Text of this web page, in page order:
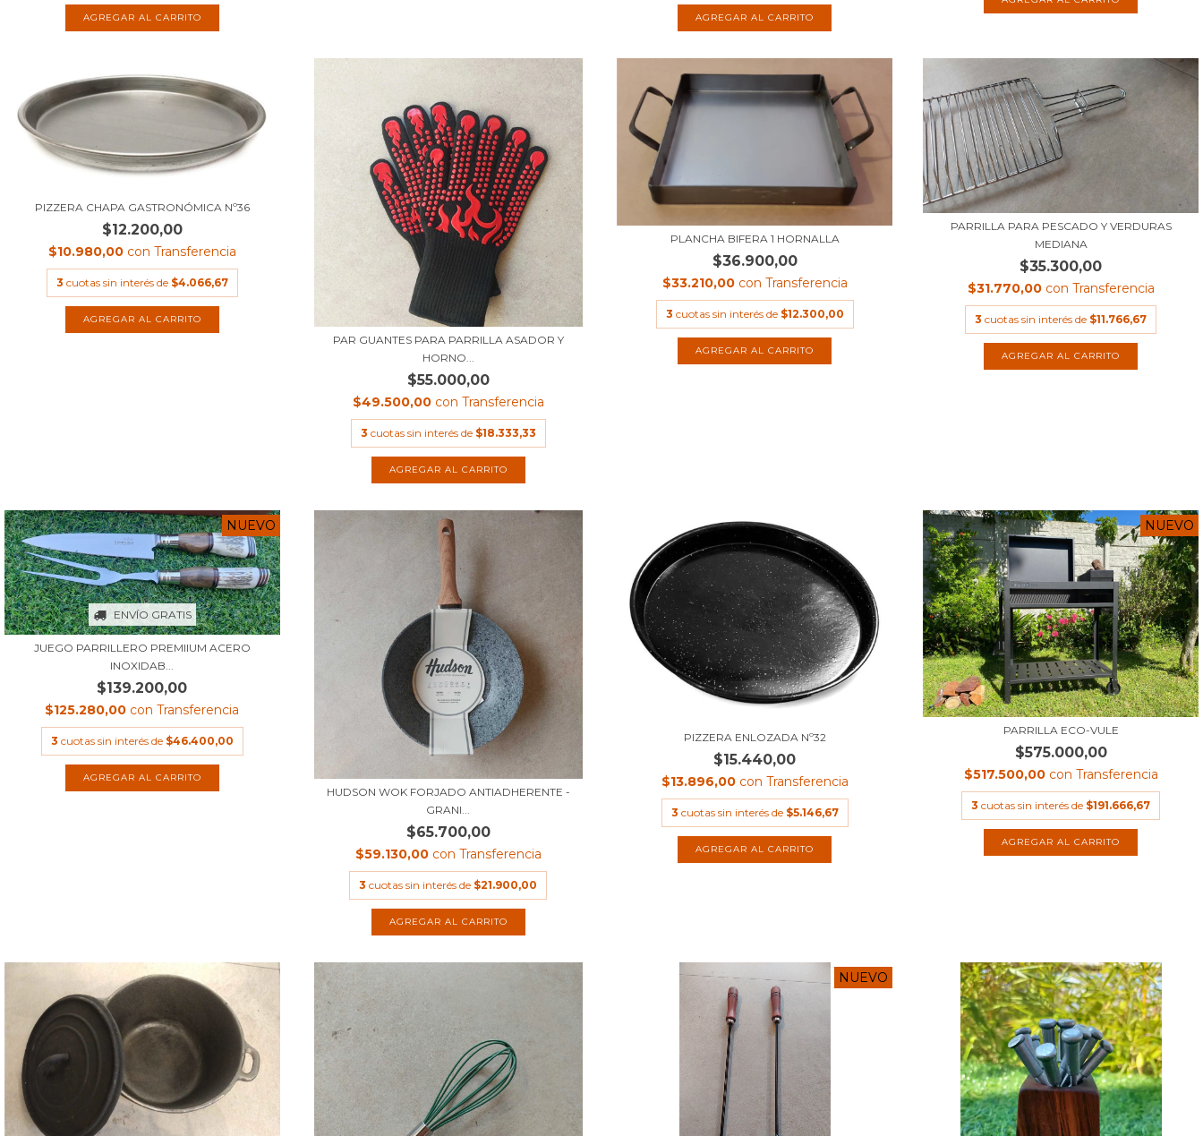
PIZZERA CHAPA GASTRONÓMICA Nº36
$12.200,00
$10.980,00 con Transferencia
3 cuotas sin interés de $4.066,67
PAR GUANTES PARA PARRILLA ASADOR Y
HORNO...
$55.000,00
$49.500,00 con Transferencia
3 cuotas sin interés de $18.333,33
PLANCHA BIFERA 1 HORNALLA
$36.900,00
$33.210,00 con Transferencia
3 cuotas sin interés de $12.300,00
PARRILLA PARA PESCADO Y VERDURAS
MEDIANA
$35.300,00
$31.770,00 con Transferencia
3 cuotas sin interés de $11.766,67
ENVÍO GRATIS
NUEVO
JUEGO PARRILLERO PREMIIUM ACERO
INOXIDAB...
$139.200,00
$125.280,00 con Transferencia
3 cuotas sin interés de $46.400,00
AGREGAR AL CARRITO
HUDSON WOK FORJADO ANTIADHERENTE -
GRANI...
$65.700,00
$59.130,00 con Transferencia
3 cuotas sin interés de $21.900,00
PIZZERA ENLOZADA Nº32
$15.440,00
$13.896,00 con Transferencia
3 cuotas sin interés de $5.146,67
NUEVO
PARRILLA ECO-VULE
$575.000,00
$517.500,00 con Transferencia
3 cuotas sin interés de $191.666,67
NUEVO